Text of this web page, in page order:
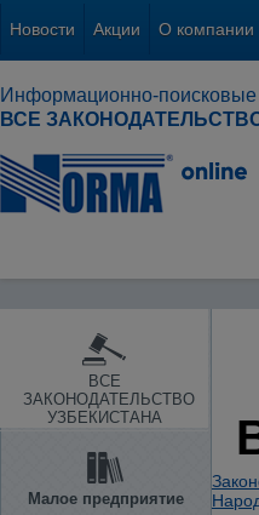
Новости Акции О компании
Информационно-поисковые
ВСЕ
ВСЕ
ЗАКОНОДАТЕЛЬСТВО
УЗБЕКИСТАНА
Малое предприятие